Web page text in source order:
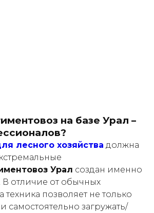
на базе Урал –
лесного хозяйства должна
Урал создан именно
В отличие от обычных
техника позволяет не только
самостоятельно загружать/